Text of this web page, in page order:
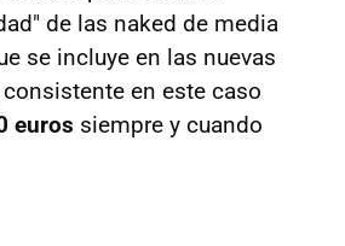
de las naked de media
se incluye en las nuevas
en este caso
euros siempre y cuando